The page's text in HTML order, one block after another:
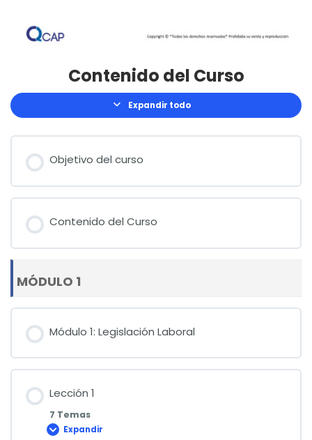
Contenido del Curso
Expandir todo
Lecciones
Objetivo del curso
Contenido del Curso
MÓDULO 1
Módulo 1: Legislación Laboral
Lección 1
7 Temas
Expandir
Lección